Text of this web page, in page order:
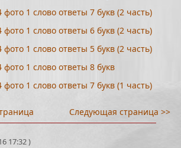
фото 1 слово ответы 7 букв (2 часть)
фото 1 слово ответы 6 букв (2 часть)
фото 1 слово ответы 5 букв (2 часть)
фото 1 слово ответы 8 букв
фото 1 слово ответы 7 букв (1 часть)
Следующая страница >>
17:32 )